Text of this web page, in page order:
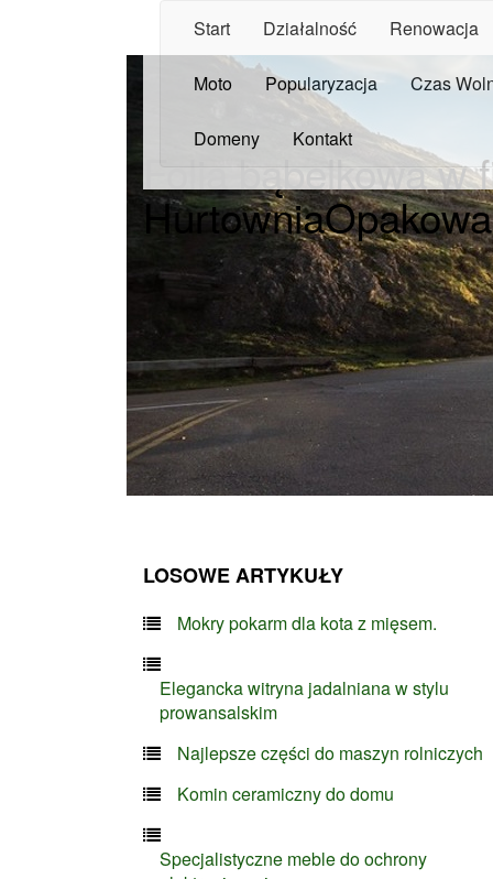
Start Działalność Renowacja
Moto Popularyzacja Czas
Domeny Kontakt
Folia bąbelkowa w
LOSOWE ARTYKUŁY
Mokry pokarm dla kota z mięsem.
Elegancka witryna jadalniana w stylu
prowansalskim
Najlepsze części do maszyn rolniczych
Komin ceramiczny do domu
Specjalistyczne meble do ochrony